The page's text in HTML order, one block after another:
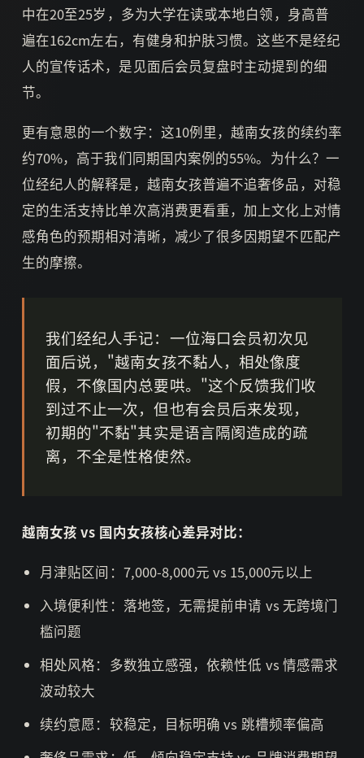
中在20至25岁，多为大学在读或本地白领，身高普
遍在162cm左右，有健身和护肤习惯。这些不是经纪
人的宣传话术，是见面后会员复盘时主动提到的细
节。
更有意思的一个数字：这10例里，越南女孩的续约率
约70%，高于我们同期国内案例的55%。为什么？一
位经纪人的解释是，越南女孩普遍不追奢侈品，对稳
定的生活支持比单次高消费更看重，加上文化上对情
感角色的预期相对清晰，减少了很多因期望不匹配产
生的摩擦。
我们经纪人手记：一位海口会员初次见
面后说，"越南女孩不黏人，相处像度
假，不像国内总要哄。"这个反馈我们收
到过不止一次，但也有会员后来发现，
初期的"不黏"其实是语言隔阂造成的疏
离，不全是性格使然。
越南女孩 vs 国内女孩核心差异对比：
月津贴区间：7,000-8,000元 vs 15,000元以上
入境便利性：落地签，无需提前申请 vs 无跨境门
槛问题
相处风格：多数独立感强，依赖性低 vs 情感需求
波动较大
续约意愿：较稳定，目标明确 vs 跳槽频率偏高